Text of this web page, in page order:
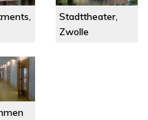
Stadttheater,
Zwolle